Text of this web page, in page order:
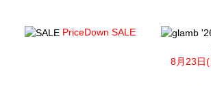
PriceDown SALE
8月23日